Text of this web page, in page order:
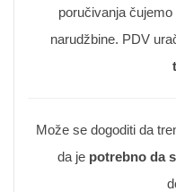
poručivanja
narudžbine. PDV
Može se dogoditi da
da je potrebno da